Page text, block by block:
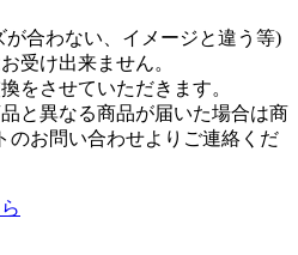
合わない、イメージと違う等)
受け出来ません。
をさせていただきます。
と異なる商品が届いた場合は商
のお問い合わせよりご連絡くだ